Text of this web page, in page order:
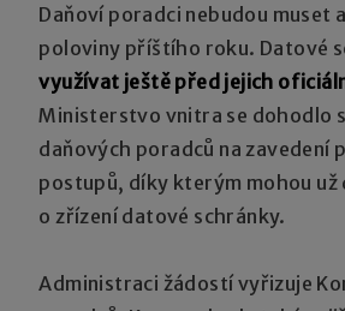
Daňoví poradci nebudou muset
poloviny příštího roku. Datové
využívat ještě před jejich
Ministerstvo vnitra se dohodlo
daňových poradců na zavedení
postupů, díky kterým mohou už
o zřízení datové schránky.
Administraci žádostí vyřizuje